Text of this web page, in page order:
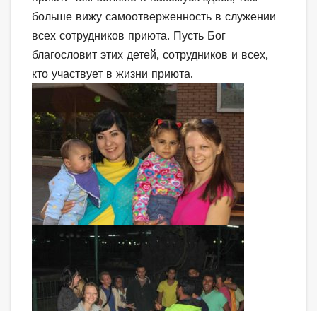
больше вижу самоотверженность в служении
всех сотрудников приюта. Пусть Бог
благословит этих детей, сотрудников и всех,
кто участвует в жизни приюта.